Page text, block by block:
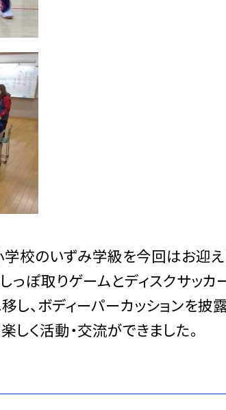
学校のいずみ学級を今回はお迎
っぽ取りゲームとディスクサッ
、ボディーパーカッションを披
く活動・交流ができました。